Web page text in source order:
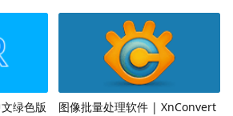
版
绿色版
图像批量处理软件 | XnConvert